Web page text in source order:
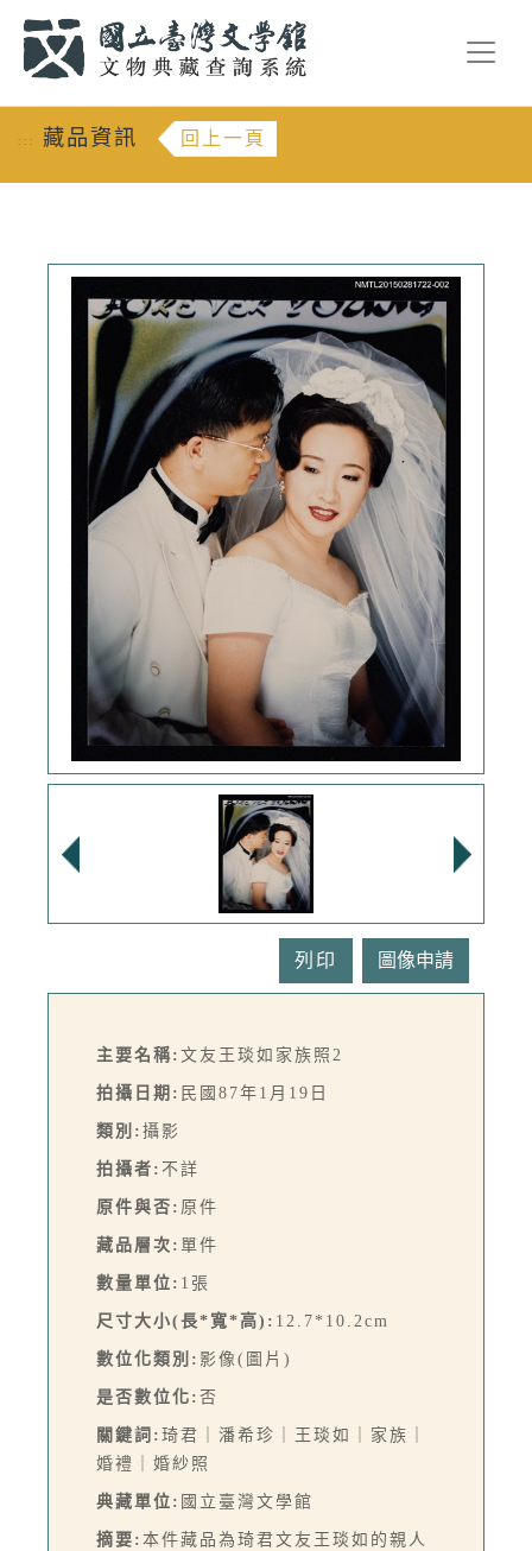
::: 藏品資訊 回上一頁
列印
主要名稱: 文友王琰如家族照2
拍攝日期: 民國87年1月19日
類別: 攝影
拍攝者: 不詳
原件與否: 原件
藏品層次: 單件
數量單位: 1張
尺寸大小(長*寬*高): 12.7*10.2cm
數位化類別: 影像(圖片)
是否數位化: 否
關鍵詞: 琦君｜潘希珍｜王琰如｜家族｜
婚禮｜婚紗照
典藏單位: 國立臺灣文學館
摘要: 本件藏品為琦君文友王琰如的親人